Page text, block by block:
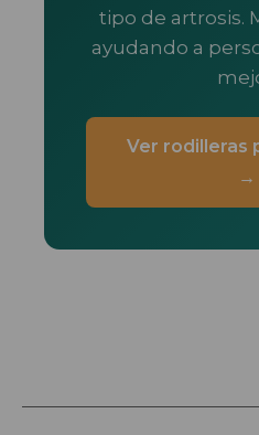
tipo de artrosis.
ayudando a
Ver rodilleras
→